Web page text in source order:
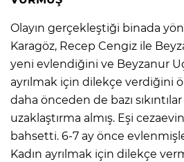
Olayın gerçekleştiği binada
Karagöz, Recep Cengiz ile
yeni evlendiğini ve Beyzanur
ayrılmak için dilekçe verdiğini
daha önceden de bazı
uzaklaştırma almış. Eşi
bahsetti. 6-7 ay önce
Kadın ayrılmak için dilekçe